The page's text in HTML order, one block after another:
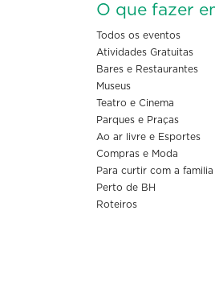
O que fazer
Todos os eventos
Atividades Gratuitas
Bares e Restaurantes
Museus
Teatro e Cinema
Parques e Praças
Ao ar livre e Esportes
Compras e Moda
Para curtir com a familia
Perto de BH
Roteiros